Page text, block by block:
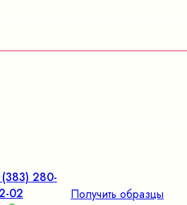
280-
02
Получить образцы